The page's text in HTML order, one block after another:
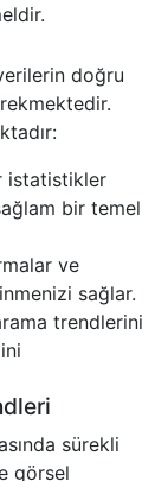
doğru
istatistikler
bir temel
ve
sağlar.
trendlerini
sürekli
görsel